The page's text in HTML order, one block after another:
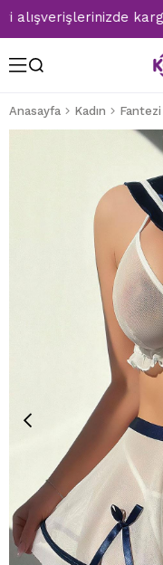
Anasayfa Kadın Fantezi